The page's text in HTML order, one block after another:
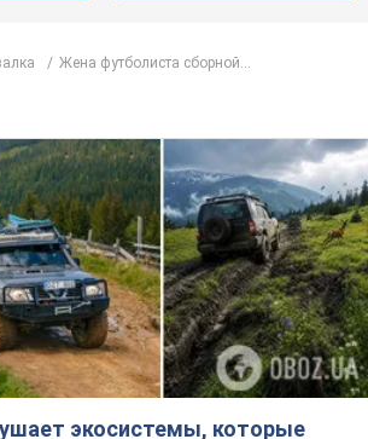
экосистемы, которые
сотни лет": в Greenpeace
альпийские и субальпийские
комплексы, которые
сотен лет